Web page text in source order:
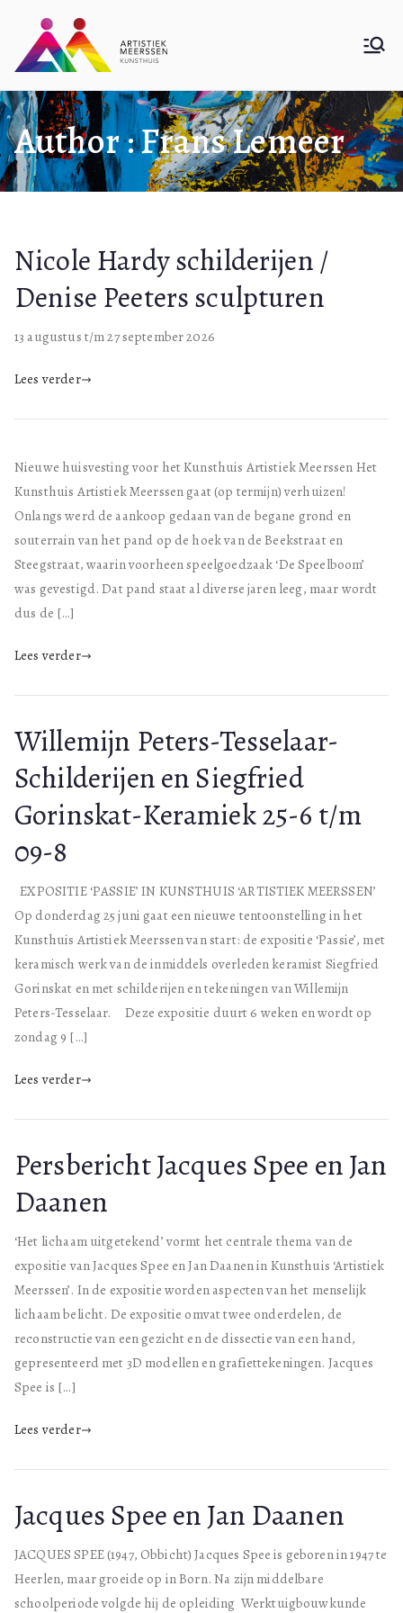
Artistiek
Meerssen
De website van Kunsthuis Artistiek
Author :Frans Lemeer
Nicole Hardy schilderijen /
Denise Peeters sculpturen
13 augustus t/m 27 september 2026
Lees verder
Nieuwe huisvesting voor het Kunsthuis Artistiek Meerssen Het
Kunsthuis Artistiek Meerssen gaat (op termijn) verhuizen!
Onlangs werd de aankoop gedaan van de begane grond en
souterrain van het pand op de hoek van de Beekstraat en
Steegstraat, waarin voorheen speelgoedzaak ‘De Speelboom’
was gevestigd. Dat pand staat al diverse jaren leeg, maar wordt
dus de […]
Lees verder
Willemijn Peters-Tesselaar-
Schilderijen en Siegfried
Gorinskat-Keramiek 25-6 t/m
09-8
EXPOSITIE ‘PASSIE’ IN KUNSTHUIS ‘ARTISTIEK MEERSSEN’
Op donderdag 25 juni gaat een nieuwe tentoonstelling in het
Kunsthuis Artistiek Meerssen van start: de expositie ‘Passie’, met
keramisch werk van de inmiddels overleden keramist Siegfried
Gorinskat en met schilderijen en tekeningen van Willemijn
Peters-Tesselaar. Deze expositie duurt 6 weken en wordt op
zondag 9 […]
Lees verder
Persbericht Jacques Spee en Jan
Daanen
‘Het lichaam uitgetekend’ vormt het centrale thema van de
expositie van Jacques Spee en Jan Daanen in Kunsthuis ‘Artistiek
Meerssen’. In de expositie worden aspecten van het menselijk
lichaam belicht. De expositie omvat twee onderdelen, de
reconstructie van een gezicht en de dissectie van een hand,
gepresenteerd met 3D modellen en grafiettekeningen. Jacques
Spee is […]
Lees verder
Jacques Spee en Jan Daanen
JACQUES SPEE (1947, Obbicht) Jacques Spee is geboren in 1947 te
Heerlen, maar groeide op in Born. Na zijn middelbare
schoolperiode volgde hij de opleiding Werktuigbouwkunde